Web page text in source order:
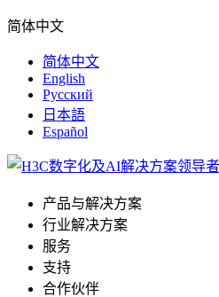
简体中文
简体中文
English
Русский
日本語
Español
产品与解决方案
行业解决方案
服务
支持
合作伙伴